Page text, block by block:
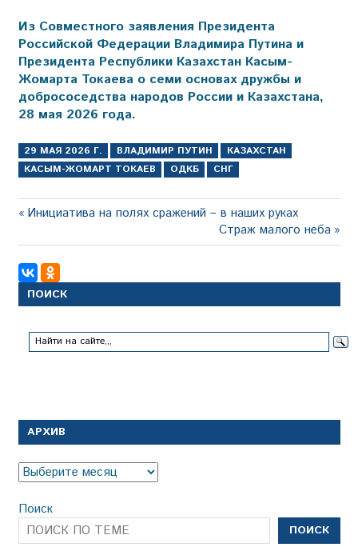
Из Совместного заявления Президента
Российской Федерации Владимира Путина и
Президента Республики Казахстан Касым-
Жомарта Токаева о семи основах дружбы и
добрососедства народов России и Казахстана,
28 мая 2026 года.
29 МАЯ 2026 Г. ВЛАДИМИР ПУТИН
КАЗАХСТАН
КАСЫМ-ЖОМАРТ ТОКАЕВ
ОДКБ СНГ
Навигация
по
записям
Предыдущая
Инициатива на полях сражений – в наших руках
Следующая
запись:
Страж малого неба
ПОИСК
АРХИВ
Архив
Поиск
ПОИСК